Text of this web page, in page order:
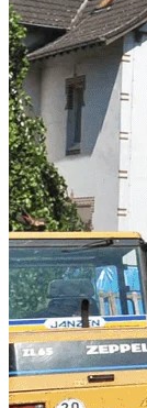
Projekt-Info
Das
geschossiges
Geschoss staffelt
Im Haus gibt es
Zimmern in den
befinden sich
zugehöriger Küche
Heizraum, ein
Rahmen einer
Modulbau mit
sich die Werkstatt
Obergeschoss gibt
Arbeitstherapeuten
Lagerfläche.